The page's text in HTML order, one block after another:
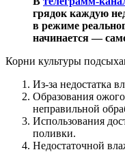
грядок каждую
в режиме
начинается —
Корни культуры
Из-за недостатка
Образования
неправильной
Использования
поливки.
Недостаточной